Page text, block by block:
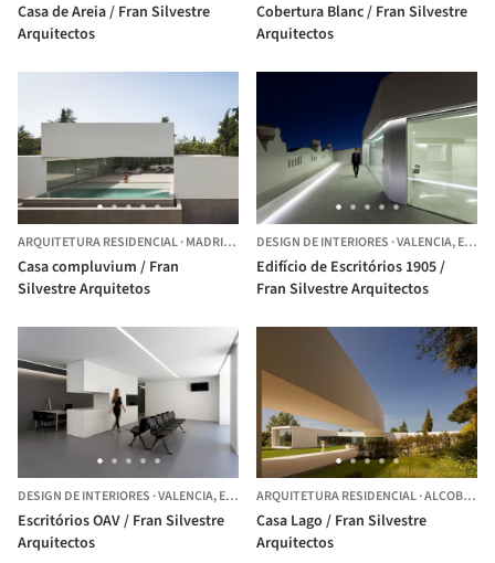
Casa de Areia / Fran Silvestre
Arquitectos
Cobertura Blanc / Fran Silvestre
Arquitectos
ARQUITETURA RESIDENCIAL·MADRID, ESPANHA
Casa compluvium / Fran
Silvestre Arquitetos
DESIGN DE INTERIORES ·VALENCIA,ESPANHA
Edifício de Escritórios 1905 /
Fran Silvestre Arquitectos
DESIGN DE INTERIORES ·VALENCIA,ESPANHA
Escritórios OAV / Fran Silvestre
Arquitectos
ARQUITETURA RESIDENCIAL·ALCOBENDAS,
Casa Lago / Fran Silvestre
Arquitectos